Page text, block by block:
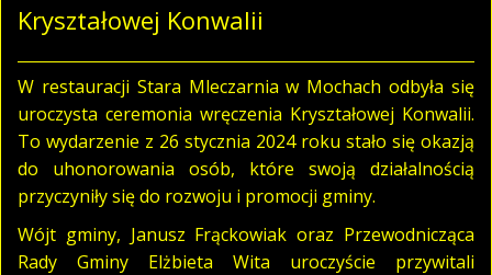
Kryształowej Konwalii
W restauracji Stara Mleczarnia w Mochach odbyła się
uroczysta ceremonia wręczenia Kryształowej Konwalii.
To wydarzenie z 26 stycznia 2024 roku stało się okazją
do uhonorowania osób, które swoją działalnością
przyczyniły się do rozwoju i promocji gminy.
Wójt gminy, Janusz Frąckowiak oraz Przewodnicząca
Rady Gminy Elżbieta Wita uroczyście przywitali